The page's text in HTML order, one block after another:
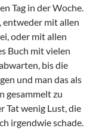
Tag in der Woche.
entweder mit allen
oder mit allen
Buch mit vielen
bis die
und man das als
gesammelt zu
Tat wenig Lust, die
irgendwie schade.